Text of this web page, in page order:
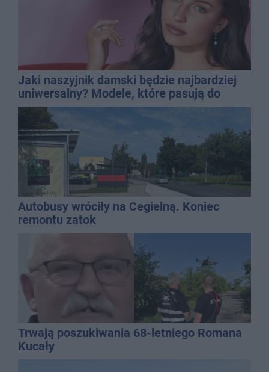
Jaki naszyjnik damski będzie najbardziej
uniwersalny? Modele, które pasują do
wielu stylizacji
Autobusy wróciły na Cegielną. Koniec
remontu zatok
Trwają poszukiwania 68-letniego Romana
Kucały